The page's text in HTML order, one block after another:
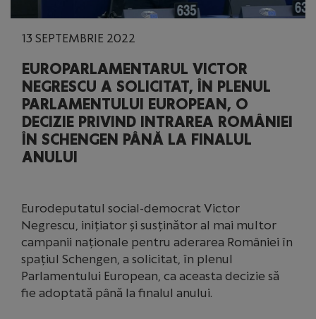
13 SEPTEMBRIE 2022
EUROPARLAMENTARUL VICTOR
NEGRESCU A SOLICITAT, ÎN PLENUL
PARLAMENTULUI EUROPEAN, O
DECIZIE PRIVIND INTRAREA ROMÂNIEI
ÎN SCHENGEN PÂNĂ LA FINALUL
ANULUI
Eurodeputatul social-democrat Victor
Negrescu, inițiator și susținător al mai multor
campanii naționale pentru aderarea României în
spațiul Schengen, a solicitat, în plenul
Parlamentului European, ca aceasta decizie să
fie adoptată până la finalul anului.